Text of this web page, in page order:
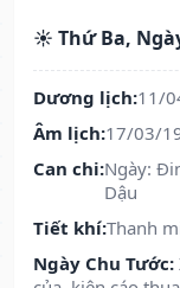
☀️ Thứ Ba,
Dương lịch:11/
Âm lịch:17/03/
Can chi:Ngày:
Dậu
Tiết khí:Thanh
Ngày Chu Tước: